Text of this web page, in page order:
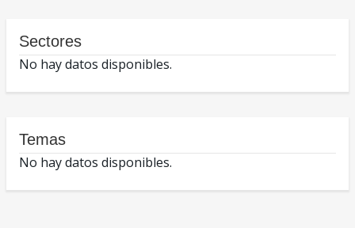
Sectores
No hay datos disponibles.
Temas
No hay datos disponibles.